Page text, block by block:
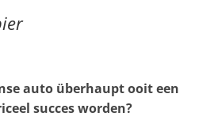
auto überhaupt ooit een
succes worden?